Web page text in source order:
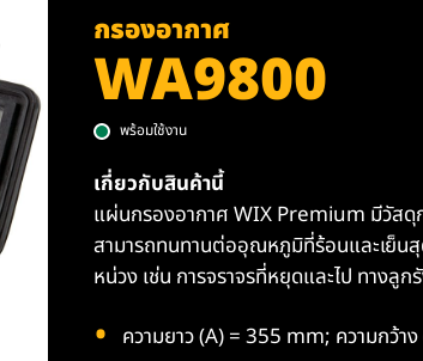
กรองอากาศ
WA9800
พร้อมใช้งาน
เกี่ยวกับสินค้านี้
แผ่นกรองอากาศ WIX Premium มีวัสดุ
สามารถทนทานต่ออุณหภูมิที่ร้อนและเย็น
หน่วง เช่น การจราจรที่หยุดและไป ทางลูก
ความยาว (A) = 355 mm; ความกว้